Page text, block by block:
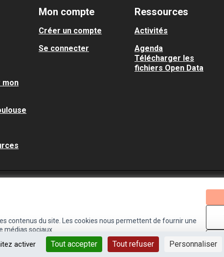
activer Tout accepter Tout refuser Personnaliser
contenus du site. Les cookies nous permettent de fournir une
médias sociaux.
mon
Mon compte
Créer un compte
Se connecter
Ressources
Activités
Agenda
Télécharger les
fichiers Open Data